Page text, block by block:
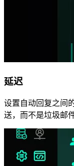
延迟
设置自动回复之间
送，而不是垃圾邮